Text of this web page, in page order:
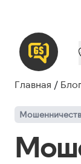
Главная Блог